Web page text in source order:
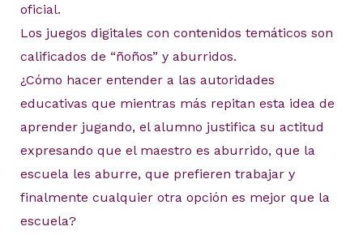
oficial.
Los juegos digitales con contenidos temáticos son
calificados de “ñoños” y aburridos.
¿Cómo hacer entender a las autoridades
educativas que mientras más repitan esta idea de
aprender jugando, el alumno justifica su actitud
expresando que el maestro es aburrido, que la
escuela les aburre, que prefieren trabajar y
finalmente cualquier otra opción es mejor que la
escuela?